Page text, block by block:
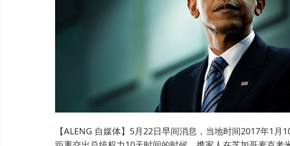
【ALENG 自媒体】5月22日早间消息，当地时间2017年1月